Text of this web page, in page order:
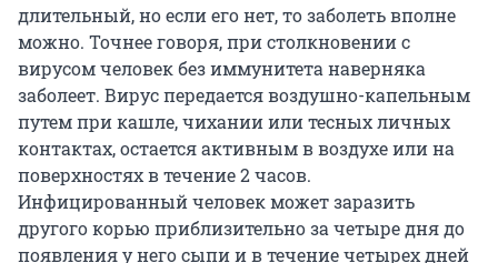
длительный, но если его нет, то заболеть вполне
можно. Точнее говоря, при столкновении с
вирусом человек без иммунитета наверняка
заболеет. Вирус передается воздушно-капельным
путем при кашле, чихании или тесных личных
контактах, остается активным в воздухе или на
поверхностях в течение 2 часов.
Инфицированный человек может заразить
другого корью приблизительно за четыре дня до
появления у него сыпи и в течение четырех дней